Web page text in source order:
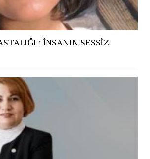
: İNSANIN SESSİZ